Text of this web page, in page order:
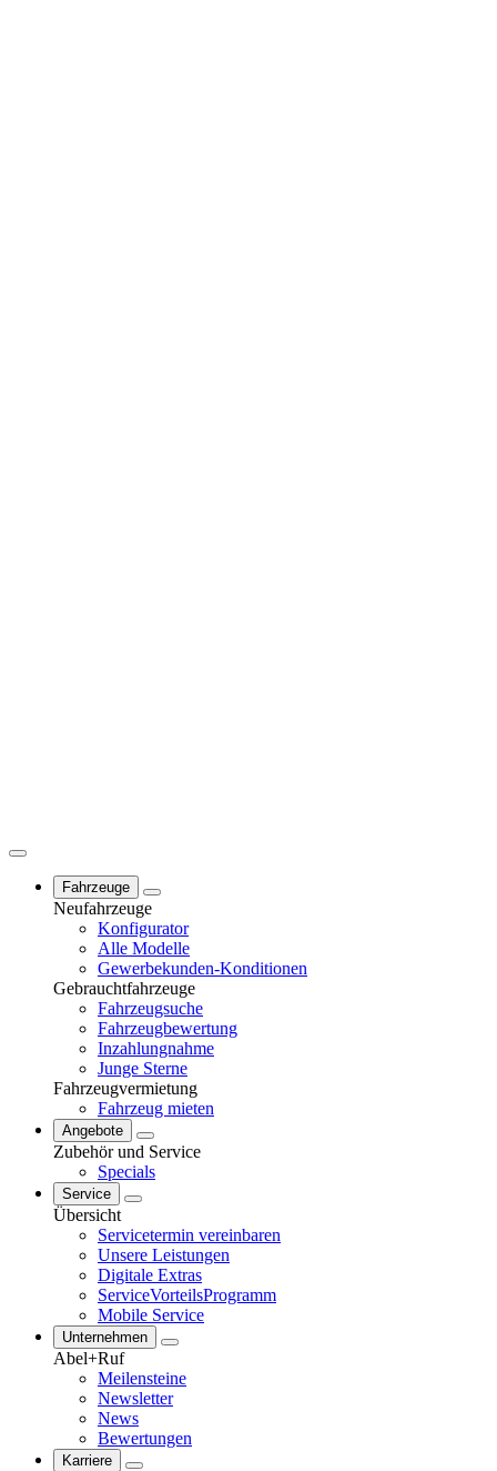
Fahrzeuge
Neufahrzeuge
Konfigurator
Alle Modelle
Gewerbekunden-Konditionen
Gebrauchtfahrzeuge
Fahrzeugsuche
Fahrzeugbewertung
Inzahlungnahme
Junge Sterne
Fahrzeugvermietung
Fahrzeug mieten
Angebote
Zubehör und Service
Specials
Service
Übersicht
Servicetermin vereinbaren
Unsere Leistungen
Digitale Extras
ServiceVorteilsProgramm
Mobile Service
Unternehmen
Abel+Ruf
Meilensteine
Newsletter
News
Bewertungen
Karriere